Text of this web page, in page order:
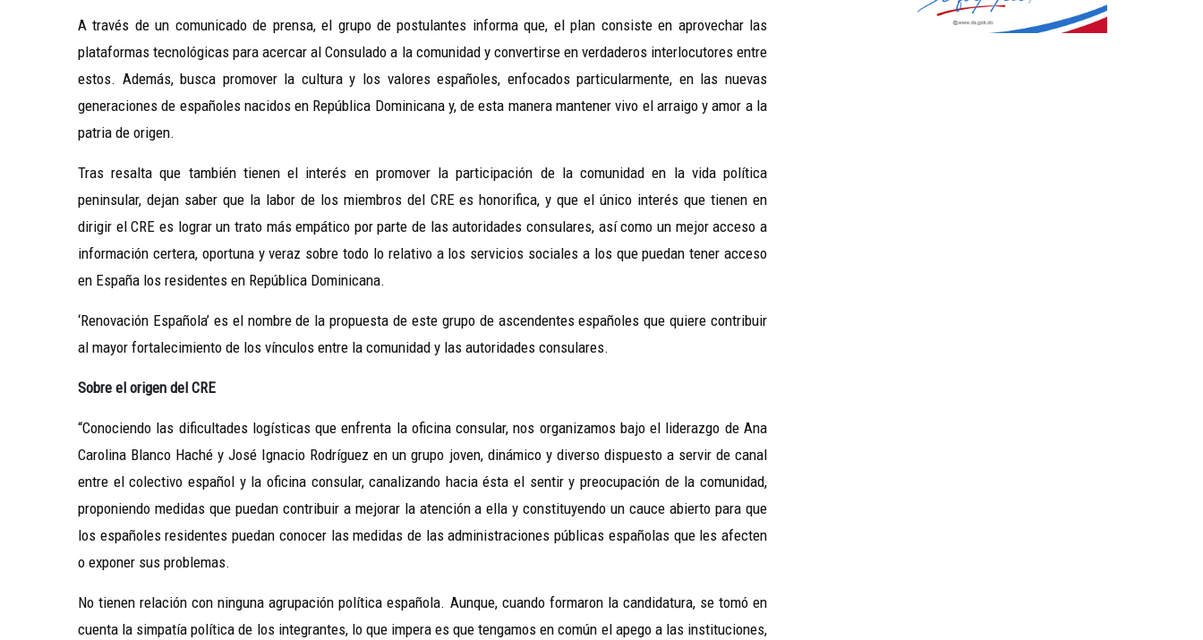
A través de un comunicado de prensa, el grupo de postulantes informa que, el plan consiste en aprovechar las
plataformas tecnológicas para acercar al Consulado a la comunidad y convertirse en verdaderos interlocutores entre
estos. Además, busca promover la cultura y los valores españoles, enfocados particularmente, en las nuevas
generaciones de españoles nacidos en República Dominicana y, de esta manera mantener vivo el arraigo y amor a la
patria de origen.
Tras resalta que también tienen el interés en promover la participación de la comunidad en la vida política
peninsular, dejan saber que la labor de los miembros del CRE es honorifica, y que el único interés que tienen en
dirigir el CRE es lograr un trato más empático por parte de las autoridades consulares, así como un mejor acceso a
información certera, oportuna y veraz sobre todo lo relativo a los servicios sociales a los que puedan tener acceso
en España los residentes en República Dominicana.
‘Renovación Española’ es el nombre de la propuesta de este grupo de ascendentes españoles que quiere contribuir
al mayor fortalecimiento de los vínculos entre la comunidad y las autoridades consulares.
Sobre el origen del CRE
“Conociendo las dificultades logísticas que enfrenta la oficina consular, nos organizamos bajo el liderazgo de Ana
Carolina Blanco Haché y José Ignacio Rodríguez en un grupo joven, dinámico y diverso dispuesto a servir de canal
entre el colectivo español y la oficina consular, canalizando hacia ésta el sentir y preocupación de la comunidad,
proponiendo medidas que puedan contribuir a mejorar la atención a ella y constituyendo un cauce abierto para que
los españoles residentes puedan conocer las medidas de las administraciones públicas españolas que les afecten
o exponer sus problemas.
No tienen relación con ninguna agrupación política española. Aunque, cuando formaron la candidatura, se tomó en
cuenta la simpatía política de los integrantes, lo que impera es que tengamos en común el apego a las instituciones,